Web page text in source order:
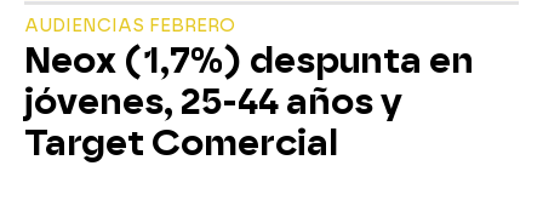
AUDIENCIAS FEBRERO
Neox (1,7%) despunta en
jóvenes, 25-44 años y
Target Comercial